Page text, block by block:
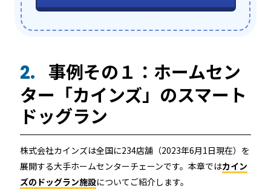
2. 事例その１：ホームセン
ター「カインズ」のスマート
ドッグラン
株式会社カインズは全国に234店舗（2023年6月1日現在）を
展開する大手ホームセンターチェーンです。本章ではカイン
ズのドッグラン施設についてご紹介します。